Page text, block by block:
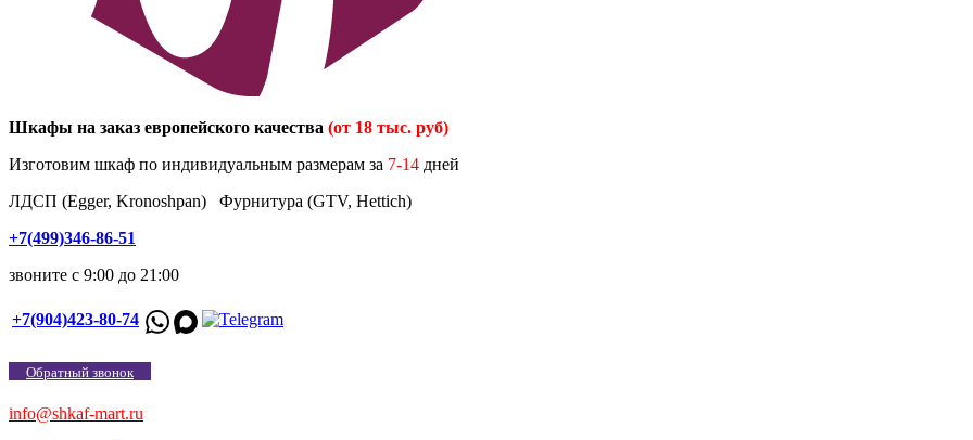
Шкафы на заказ европейского качества (от 18 тыс. руб)
Изготовим шкаф по индивидуальным размерам за 7-14 дней
ЛДСП (Egger, Kronoshpan) Фурнитура (GTV, Hettich)
+7(499)346-86-51
звоните с 9:00 до 21:00
+7(904)423-80-74
Обратный звонок
info@shkaf-mart.ru